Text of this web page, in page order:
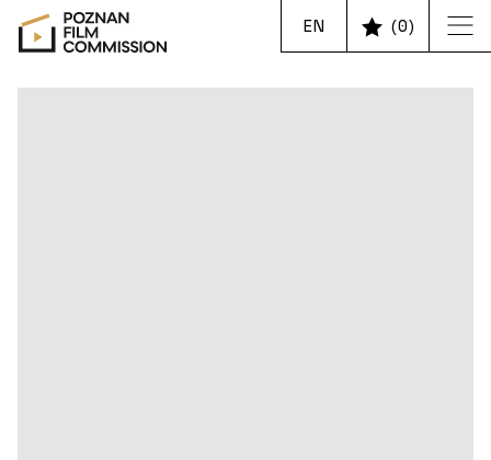
EN (0)